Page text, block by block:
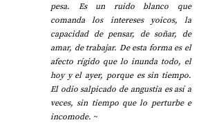
pesa. Es un ruido blanco que
comanda los intereses yoicos, la
capacidad de pensar, de soñar, de
amar, de trabajar. De esta forma es el
afecto rígido que lo inunda todo, el
hoy y el ayer, porque es sin tiempo.
El odio salpicado de angustia es así a
veces, sin tiempo que lo perturbe e
incomode. ~